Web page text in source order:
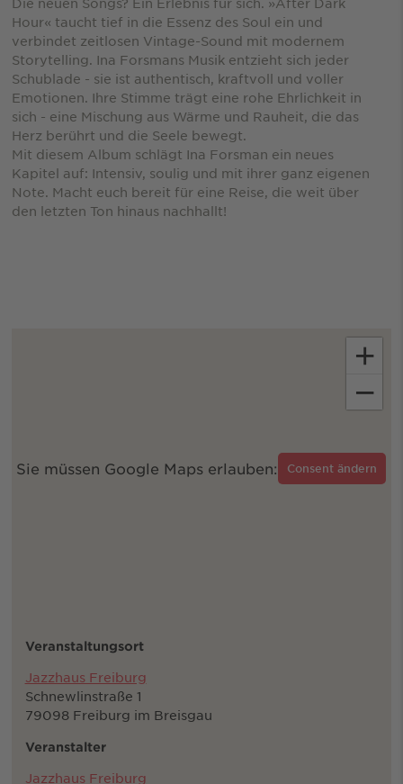
Hour« taucht tief in die Essenz des Soul ein und
verbindet zeitlosen Vintage-Sound mit modernem
Storytelling. Ina Forsmans Musik entzieht sich jeder
Schublade - sie ist authentisch, kraftvoll und voller
Emotionen. Ihre Stimme trägt eine rohe Ehrlichkeit in
sich - eine Mischung aus Wärme und Rauheit, die das
Herz berührt und die Seele bewegt.
Mit diesem Album schlägt Ina Forsman ein neues
Kapitel auf: Intensiv, soulig und mit ihrer ganz eigenen
Note. Macht euch bereit für eine Reise, die weit über
den letzten Ton hinaus nachhallt!
Sie müssen Google Maps erlauben: Consent ändern
+
−
Veranstaltungsort
Jazzhaus Freiburg
Schnewlinstraße 1
79098 Freiburg im Breisgau
Veranstalter
Jazzhaus Freiburg